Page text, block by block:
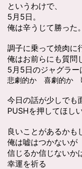
というわけで、
5月5日。
俺は辛うじて勝った。
調子に乗って焼肉に
俺はお前らにも質問
5月5日のジャグラー
悲劇的か 喜劇的か
今日の話が少しでも
PUSHを押してほしい
良いことがあるかも
俺は嘘はつかないが
信じるか信じないか
幸運を祈る